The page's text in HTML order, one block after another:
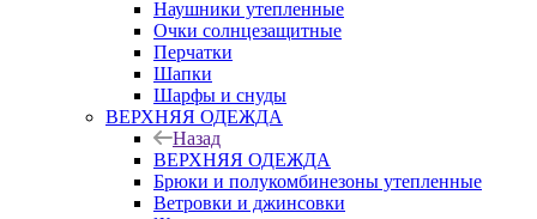
Наушники утепленные
Очки солнцезащитные
Перчатки
Шапки
Шарфы и снуды
ВЕРХНЯЯ ОДЕЖДА
Назад
ВЕРХНЯЯ ОДЕЖДА
Брюки и полукомбинезоны утепленные
Ветровки и джинсовки